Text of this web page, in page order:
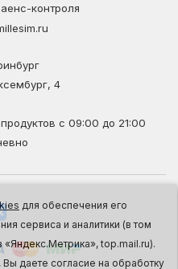
для обеспечения его
сервиса и аналитики (в том
top.mail.ru).
даете согласие на обработку
контроля
4
с 09:00 до 21:00